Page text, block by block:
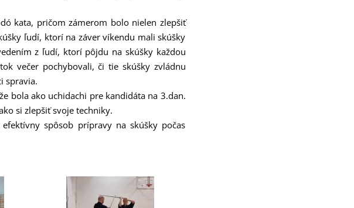
kata, pričom zámerom bolo nielen zlepšiť
ľudí, ktorí na záver víkendu mali skúšky
z ľudí, ktorí pôjdu na skúšky každou
večer pochybovali, či tie skúšky zvládnu
spravia.
bola ako uchidachi pre kandidáta na 3.dan.
si zlepšiť svoje techniky.
spôsob prípravy na skúšky počas